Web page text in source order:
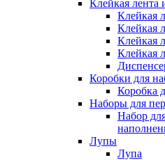
Клейкая лента
Клейкая
Клейкая
Клейкая
Клейкая
Коробки для
Коробка
Наборы для
Набор
Лупы
Лупа